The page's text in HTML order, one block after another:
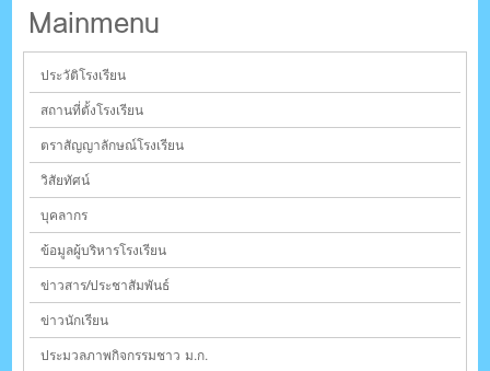
Mainmenu
ประวัติโรงเรียน
สถานที่ตั้งโรงเรียน
ตราสัญญาลักษณ์โรงเรียน
วิสัยทัศน์
บุคลากร
ข้อมูลผู้บริหารโรงเรียน
ข่าวสาร/ประชาสัมพันธ์
ข่าวนักเรียน
ประมวลภาพกิจกรรมชาว ม.ก.